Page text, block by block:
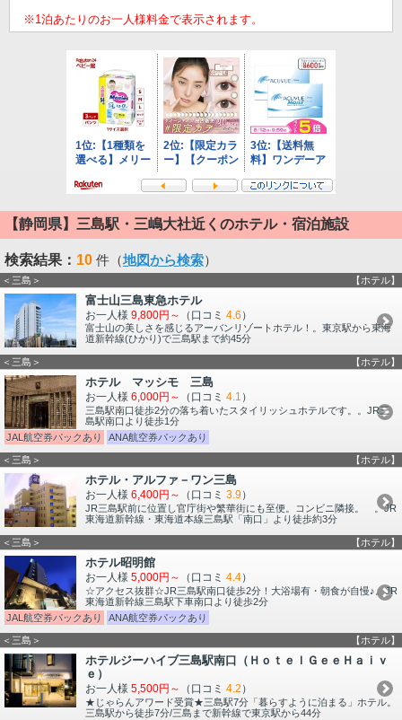
※1泊あたりのお一人様料金で表示されます。
【静岡県】三島駅・三嶋大社近くのホテル・宿泊施設
検索結果： 10 件（地図から検索）
＜三島＞ 【ホテル】
富士山三島東急ホテル
お一人様 9,800円～ （口コミ 4.6 ）
富士山の美しさを感じるアーバンリゾートホテル！。東京駅から東海
道新幹線(ひかり)で三島駅まで約45分
＜三島＞ 【ホテル】
ホテル マッシモ 三島
お一人様 6,000円～ （口コミ 4.1 ）
三島駅南口徒歩2分の落ち着いたスタイリッシュホテルです。。JR三
島駅南口より徒歩1分
JAL航空券パックあり
ANA航空券パックあり
＜三島＞ 【ホテル】
ホテル・アルファ－ワン三島
お一人様 6,400円～ （口コミ 3.9）
JR三島駅前に位置し官庁街や繁華街にも至便。コンビニ隣接。 。JR
東海道新幹線・東海道本線三島駅「南口」より徒歩約3分
＜三島＞ 【ホテル】
ホテル昭明館
お一人様 5,000円～ （口コミ 4.4）
☆アクセス抜群☆JR三島駅南口徒歩2分！大浴場有・朝食が自慢♪。JR
東海道新幹線三島駅下車南口より徒歩2分
JAL航空券パックあり
ANA航空券パックあり
＜三島＞ 【ホテル】
ホテルジーハイブ三島駅南口（ＨｏｔｅｌＧｅｅＨａｉｖ
ｅ）
お一人様 5,500円～ （口コミ 4.2 ）
★じゃらんアワード受賞★三島駅7分「暮らすように泊まる」ホテル。
三島駅から徒歩7分/三島まで新幹線で東京駅から44分